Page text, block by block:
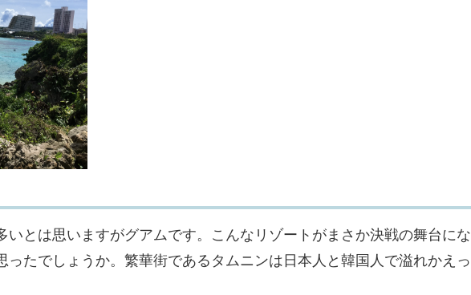
いとは思いますがグアムです。こんなリゾートがまさか決戦の舞台にな
ったでしょうか。繁華街であるタムニンは日本人と韓国人で溢れかえっ